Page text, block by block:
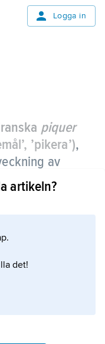
Logga in
piquer
’pikera’),
av
tyget och
av vadd,
artikeln?
det!